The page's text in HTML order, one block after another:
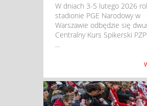
W dniach 3-5 lutego 2026
stadionie PGE Narodowy w
Warszawie odbędzie się
Centralny Kurs Spikerski
...